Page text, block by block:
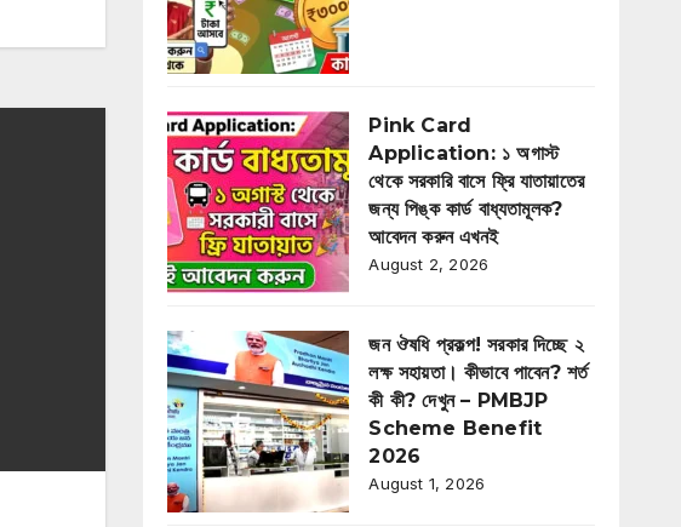
Pink Card
Application: ১ অগাস্ট
থেকে সরকারি বাসে ফ্রি যাতায়াতের
জন্য পিঙ্ক কার্ড বাধ্যতামূলক?
আবেদন করুন এখনই
August 2, 2026
জন ঔষধি প্রকল্প! সরকার দিচ্ছে ২
লক্ষ সহায়তা। কীভাবে পাবেন? শর্ত
কী কী? দেখুন – PMBJP
Scheme Benefit
2026
August 1, 2026